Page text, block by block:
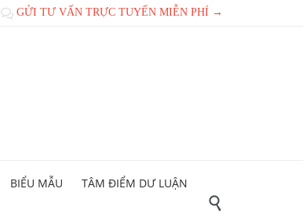
 GỬI TƯ VẤN TRỰC TUYẾN MIỄN PHÍ →
BIỂU MẪU TÂM ĐIỂM DƯ LUẬN
